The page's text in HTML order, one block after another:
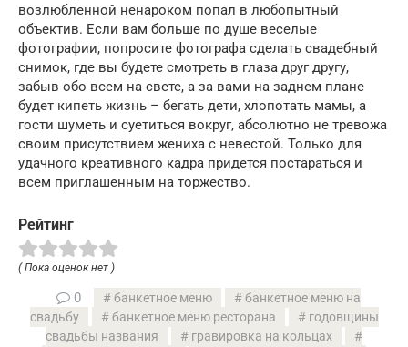
возлюбленной ненароком попал в любопытный
объектив. Если вам больше по душе веселые
фотографии, попросите фотографа сделать свадебный
снимок, где вы будете смотреть в глаза друг другу,
забыв обо всем на свете, а за вами на заднем плане
будет кипеть жизнь – бегать дети, хлопотать мамы, а
гости шуметь и суетиться вокруг, абсолютно не тревожа
своим присутствием жениха с невестой. Только для
удачного креативного кадра придется постараться и
всем приглашенным на торжество.
Рейтинг
( Пока оценок нет )
0 банкетное меню
банкетное меню на
свадьбу
банкетное меню ресторана
годовщины
свадьбы названия
гравировка на кольцах